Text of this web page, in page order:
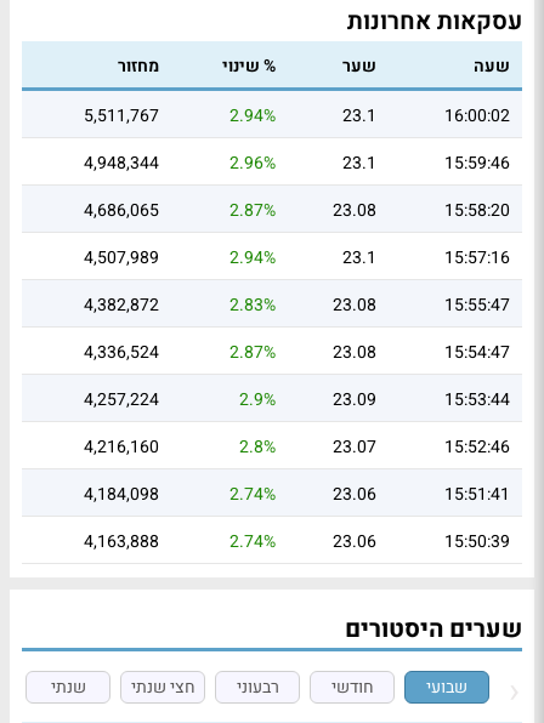
עסקאות אחרונות
שעה שער % שינוי
מחזור
16:00:02
23.1
2.94%
5,511,767
15:59:46
23.1
2.96%
4,948,344
15:58:20
23.08
2.87%
4,686,065
15:57:16
23.1
2.94%
4,507,989
15:55:47
23.08
2.83%
4,382,872
15:54:47
23.08
2.87%
4,336,524
15:53:44
23.09
2.9%
4,257,224
15:52:46
23.07
2.8%
4,216,160
15:51:41
23.06
2.74%
4,184,098
15:50:39
23.06
2.74%
4,163,888
שערים היסטורים
שבועי חודשי רבעוני חצי שנתי שנתי